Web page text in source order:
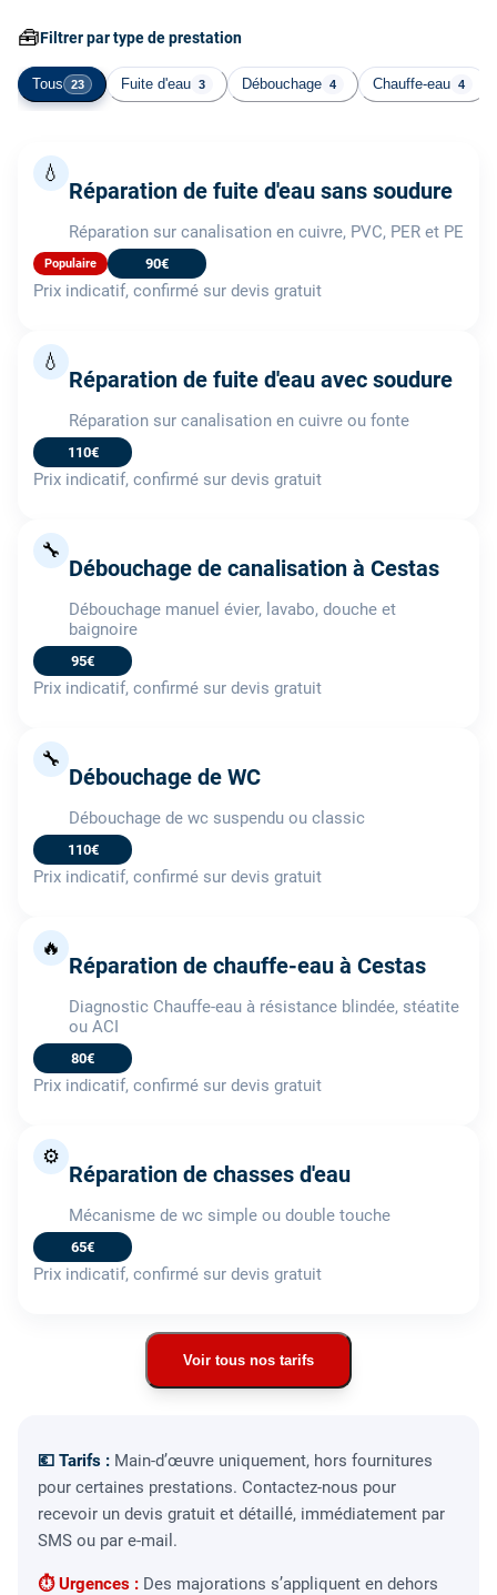
🧰Filtrer par type de prestation
Tous 23 Fuite d'eau 3 Débouchage 4 Chauffe-eau 4
💧
Réparation de fuite d'eau sans soudure
Réparation sur canalisation en cuivre, PVC, PER et PE
Populaire 90€
Prix indicatif, confirmé sur devis gratuit
💧
Réparation de fuite d'eau avec soudure
Réparation sur canalisation en cuivre ou fonte
110€
Prix indicatif, confirmé sur devis gratuit
🔧
Débouchage de canalisation à Cestas
Débouchage manuel évier, lavabo, douche et
baignoire
95€
Prix indicatif, confirmé sur devis gratuit
🔧
Débouchage de WC
Débouchage de wc suspendu ou classic
110€
Prix indicatif, confirmé sur devis gratuit
🔥
Réparation de chauffe-eau à Cestas
Diagnostic Chauffe-eau à résistance blindée, stéatite
ou ACI
80€
Prix indicatif, confirmé sur devis gratuit
⚙️
Réparation de chasses d'eau
Mécanisme de wc simple ou double touche
65€
Prix indicatif, confirmé sur devis gratuit
Voir tous nos tarifs
💶 Tarifs : Main-d’œuvre uniquement, hors fournitures
pour certaines prestations. Contactez-nous pour
recevoir un devis gratuit et détaillé, immédiatement par
SMS ou par e-mail.
⏱ Urgences : Des majorations s’appliquent en dehors